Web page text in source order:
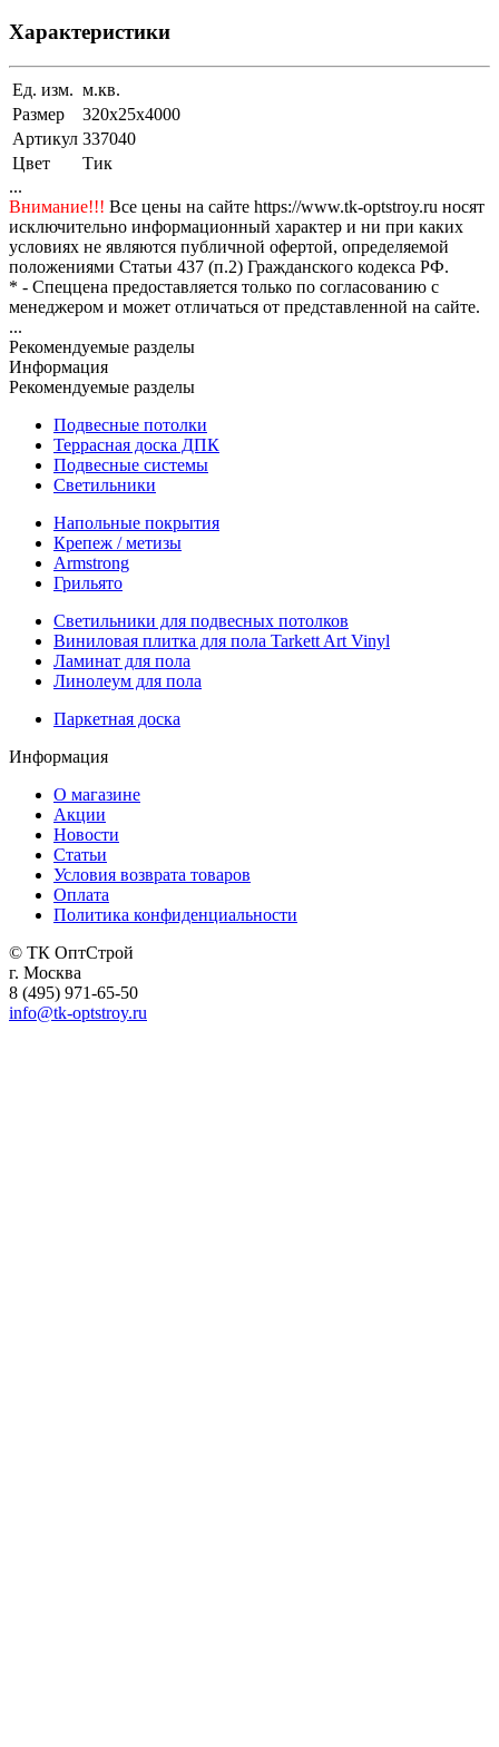
Характеристики
Ед. изм. м.кв.
Размер
320x25x4000
Артикул 337040
Цвет
Тик
...
Внимание!!! Все цены на сайте https://www.tk-optstroy.ru носят
исключительно информационный характер и ни при каких
условиях не являются публичной офертой, определяемой
положениями Статьи 437 (п.2) Гражданского кодекса РФ.
* - Спеццена предоставляется только по согласованию с
менеджером и может отличаться от представленной на сайте.
...
Рекомендуемые разделы
Информация
Рекомендуемые разделы
Подвесные потолки
Террасная доска ДПК
Подвесные системы
Светильники
Напольные покрытия
Крепеж / метизы
Armstrong
Грильято
Светильники для подвесных потолков
Виниловая плитка для пола Tarkett Art Vinyl
Ламинат для пола
Линолеум для пола
Паркетная доска
Информация
О магазине
Акции
Новости
Статьи
Условия возврата товаров
Оплата
Политика конфиденциальности
© ТК ОптСтрой
г. Москва
8 (495) 971-65-50
info@tk-optstroy.ru